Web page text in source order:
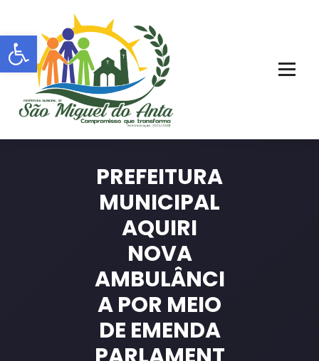
Barra de Ferramentas Aberta
o
conteúdo
PREFEITURA
MUNICIPAL
AQUIRI
NOVA
AMBULÂNCI
A POR MEIO
DE EMENDA